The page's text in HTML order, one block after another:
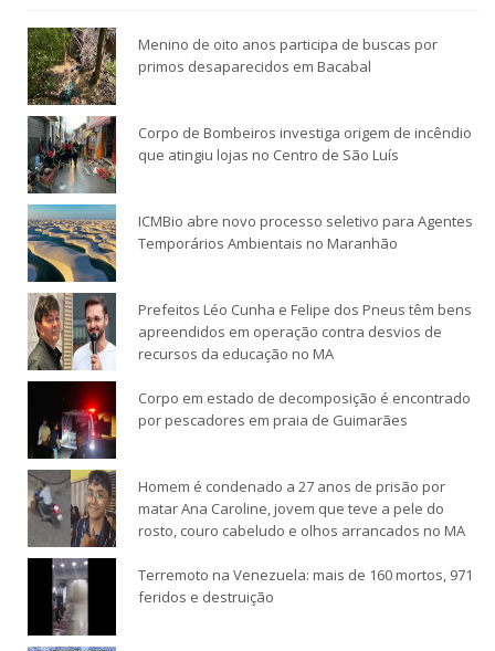
Menino de oito anos participa de buscas por
primos desaparecidos em Bacabal
Corpo de Bombeiros investiga origem de incêndio
que atingiu lojas no Centro de São Luís
ICMBio abre novo processo seletivo para Agentes
Temporários Ambientais no Maranhão
Prefeitos Léo Cunha e Felipe dos Pneus têm bens
apreendidos em operação contra desvios de
recursos da educação no MA
Corpo em estado de decomposição é encontrado
por pescadores em praia de Guimarães
Homem é condenado a 27 anos de prisão por
matar Ana Caroline, jovem que teve a pele do
rosto, couro cabeludo e olhos arrancados no MA
Terremoto na Venezuela: mais de 160 mortos, 971
feridos e destruição